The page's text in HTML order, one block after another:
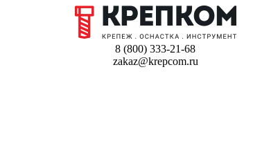
8 (800) 333-21-68
zakaz@krepcom.ru